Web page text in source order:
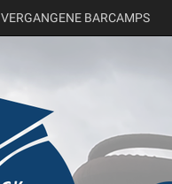
VERGANGENE BARCAMPS